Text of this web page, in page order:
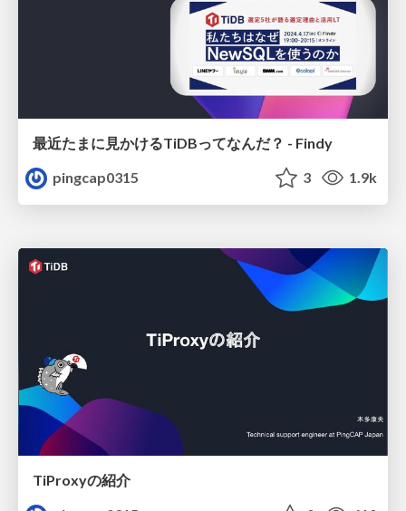
最近たまに見かけるTiDBってなんだ？ - Findy
pingcap0315
3 1.9k
TiProxyの紹介